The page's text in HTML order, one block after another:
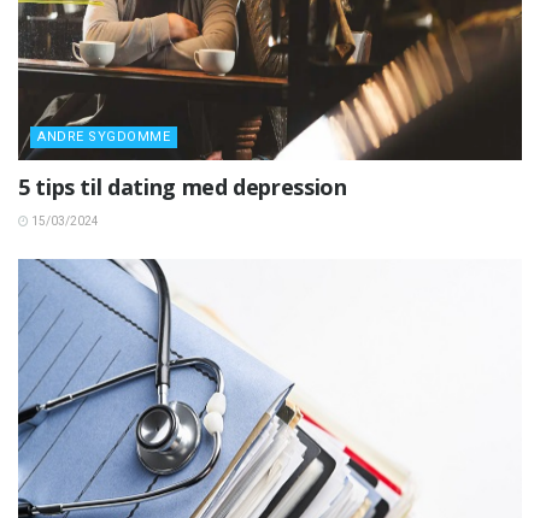
ANDRE SYGDOMME
5 tips til dating med depression
15/03/2024